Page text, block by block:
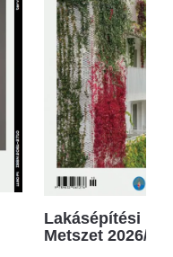
Lakásépítési
Metszet 2026/2.